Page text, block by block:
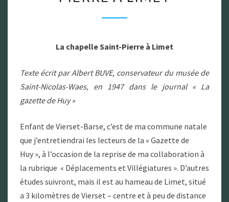
La chapelle Saint-Pierre à Limet
Texte écrit par Albert BUVE, conservateur du musée de
Saint-Nicolas-Waes, en 1947 dans le journal « La
gazette de Huy »
Enfant de Vierset-Barse, c’est de ma commune natale
que j’entretiendrai les lecteurs de la « Gazette de
Huy », à l’occasion de la reprise de ma collaboration à
la rubrique « Déplacements et Villégiatures ». D’autres
études suivront, mais il est au hameau de Limet, situé
a 3 kilomètres de Vierset – centre et à peu de distance